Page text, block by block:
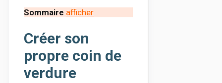
Sommaire afficher
Créer son
propre coin de
verdure